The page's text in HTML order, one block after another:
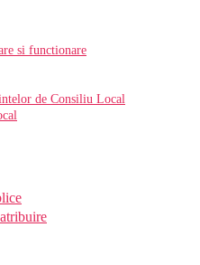
si functionare
de Consiliu Local